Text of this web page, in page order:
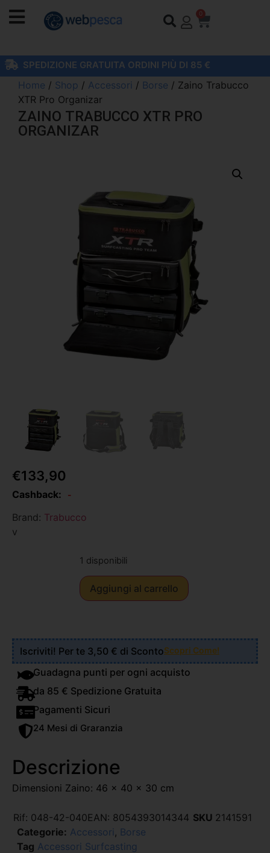
0
SPEDIZIONE GRATUITA ORDINI PIÙ DI 85 €
Home / Shop / Accessori / Borse / Zaino Trabucco
XTR Pro Organizar
ZAINO TRABUCCO XTR PRO
ORGANIZAR
€133,90
Cashback: -
Brand: Trabucco
v
1 disponibili
Aggiungi al carrello
Iscriviti! Per te 3,50 € di ScontoScopri Come!
Guadagna punti per ogni acquisto
da 85 € Spedizione Gratuita
Pagamenti Sicuri
24 Mesi di Graranzia
Descrizione
Dimensioni Zaino: 46 x 40 x 30 cm
Rif: 048-42-040EAN: 8054393014344 SKU 2141591
Categorie: Accessori , Borse
Tag Accessori Surfcasting